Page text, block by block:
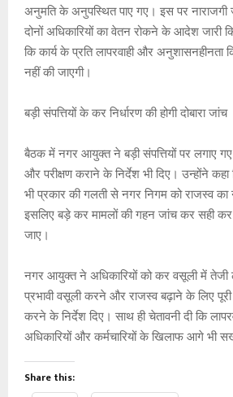
अनुमति के अनुपस्थित पाए गए। इस पर
दोनों अधिकारियों का वेतन रोकने के आदेश जारी
कि कार्य के प्रति लापरवाही और अनुशासनहीनता
नहीं की जाएगी।
बड़ी संपत्तियों के कर निर्धारण की होगी दोबारा जांच
बैठक में नगर आयुक्त ने बड़ी संपत्तियों पर लगाए
और परीक्षण कराने के निर्देश भी दिए। उन्होंने कहा
भी प्रकार की गलती से नगर निगम को राजस्व
इसलिए बड़े कर मामलों की गहन जांच कर सही कर
जाए।
नगर आयुक्त ने अधिकारियों को कर वसूली में तेजी
प्रभावी वसूली करने और राजस्व बढ़ाने के लिए
करने के निर्देश दिए। साथ ही चेतावनी दी कि
अधिकारियों और कर्मचारियों के खिलाफ आगे भी
Share this: